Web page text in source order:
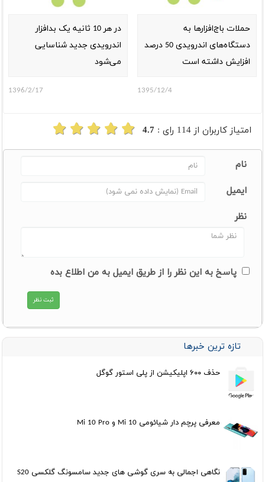
حملات باج‌افزارها به
دستگاه‌های اندرویدی 50 درصد
افزایش داشته است
1395/12/4
در هر 10 ثانیه یک بدافزار
اندرویدی جدید شناسایی
می‌شود
1396/2/17
امتیاز کاربران از 114 رای : 4.7
نام
ایمیل
نظر
پاسخ به این نظر را از طریق ایمیل به من اطلاع بده
تازه ترین خبرها
حذف ۶۰۰ اپلیکیشن از پلی استور گوگل
معرفی پرچم دار شیائومی Mi 10 و Mi 10 Pro
نگاهی اجمالی به سری گوشی های جدید سامسونگ گلکسی S20